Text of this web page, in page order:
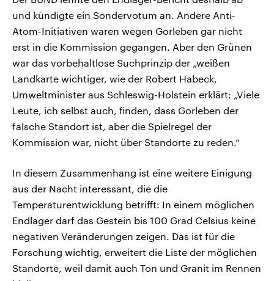
und kündigte ein Sondervotum an. Andere Anti-
Atom-Initiativen waren wegen Gorleben gar nicht
erst in die Kommission gegangen. Aber den Grünen
war das vorbehaltlose Suchprinzip der „weißen
Landkarte wichtiger, wie der Robert Habeck,
Umweltminister aus Schleswig-Holstein erklärt: „Viele
Leute, ich selbst auch, finden, dass Gorleben der
falsche Standort ist, aber die Spielregel der
Kommission war, nicht über Standorte zu reden.“
In diesem Zusammenhang ist eine weitere Einigung
aus der Nacht interessant, die die
Temperaturentwicklung betrifft: In einem möglichen
Endlager darf das Gestein bis 100 Grad Celsius keine
negativen Veränderungen zeigen. Das ist für die
Forschung wichtig, erweitert die Liste der möglichen
Standorte, weil damit auch Ton und Granit im Rennen